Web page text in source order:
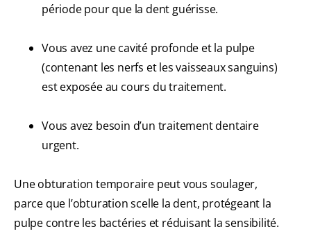
période pour que la dent guérisse.
Vous avez une cavité profonde et la pulpe
(contenant les nerfs et les vaisseaux sanguins)
est exposée au cours du traitement.
Vous avez besoin d’un traitement dentaire
urgent.
Une obturation temporaire peut vous soulager,
parce que l’obturation scelle la dent, protégeant la
pulpe contre les bactéries et réduisant la sensibilité.